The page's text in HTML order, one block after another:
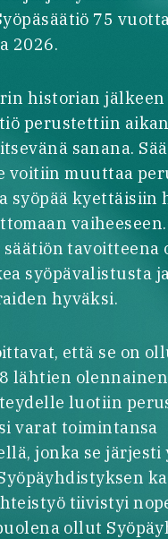
75
2026.
historian jälkeen
perustettiin
sanana.
voitiin muuttaa
syöpää kyettäisiin
vaiheeseen.
tavoitteena
syöpävalistusta
hyväksi.
että se on
lähtien olennainen
luotiin
varat toimintansa
jonka se järjesti
tiivistyi
ollut